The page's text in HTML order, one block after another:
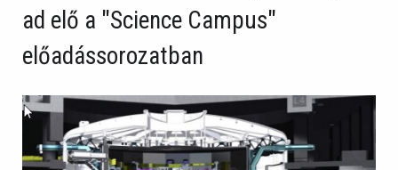
ad elő a "Science Campus"
előadássorozatban